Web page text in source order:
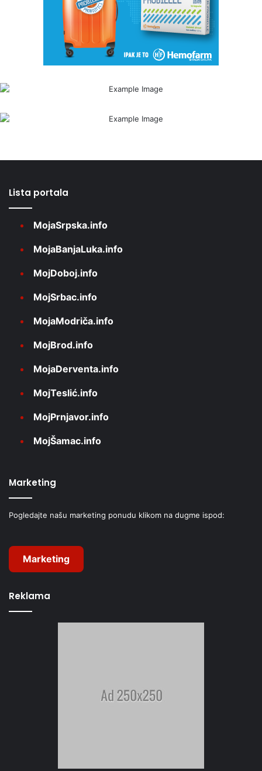
Lista portala
MojaSrpska.info
MojaBanjaLuka.info
MojDoboj.info
MojSrbac.info
MojaModriča.info
MojBrod.info
MojaDerventa.info
MojTeslić.info
MojPrnjavor.info
MojŠamac.info
Marketing
Pogledajte našu marketing ponudu klikom na dugme ispod:
Marketing
Reklama